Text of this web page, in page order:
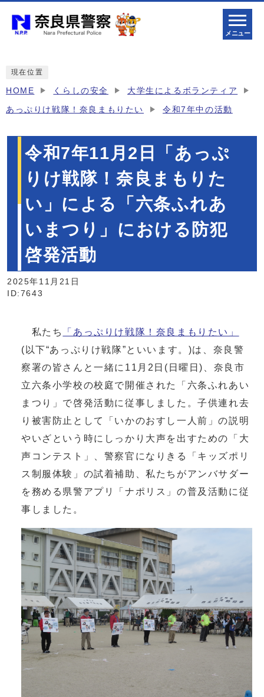
メニュー
現在位置
HOME くらしの安全 大学生によるボランティア
あっぷりけ戦隊！奈良まもりたい 令和7年中の活動
令和7年11月2日「あっぷ
りけ戦隊！奈良まもりた
い」による「六条ふれあ
いまつり」における防犯
啓発活動
2025年11月21日
ID:7643
私たち
「あっぷりけ戦隊！奈良まもりたい」
(以下“あっぷりけ戦隊”といいます。)は、奈良警
察署の皆さんと一緒に11月2日(日曜日)、奈良市
立六条小学校の校庭で開催された「六条ふれあい
まつり」で啓発活動に従事しました。子供連れ去
り被害防止として「いかのおすし一人前」の説明
やいざという時にしっかり大声を出すための「大
声コンテスト」、警察官になりきる「キッズポリ
ス制服体験」の試着補助、私たちがアンバサダー
を務める県警アプリ「ナポリス」の普及活動に従
事しました。